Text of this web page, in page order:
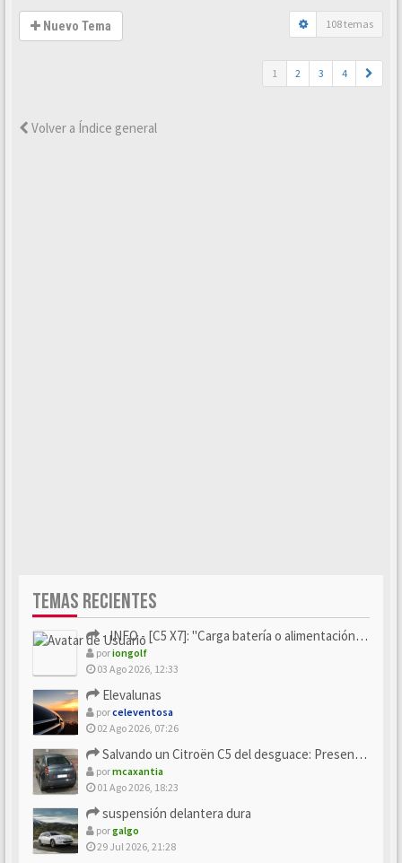
Nuevo Tema 108 temas
1 2 3 4
Volver a Índice general
TEMAS RECIENTES
- INFO - [C5 X7]: "Carga batería o alimentación eléctri...
poriongolf
03 Ago 2026, 12:33
Elevalunas
porceleventosa
02 Ago 2026, 07:26
Salvando un Citroën C5 del desguace: Presentación y seguimiento
pormcaxantia
01 Ago 2026, 18:23
suspensión delantera dura
porgalgo
29 Jul 2026, 21:28